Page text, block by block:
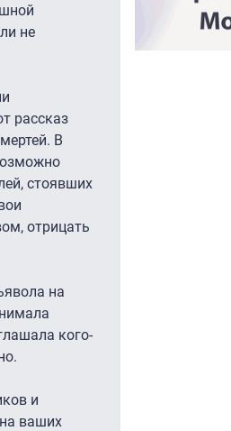
не
рассказ
В
стоявших
отрицать
на
кого-
и
ваших